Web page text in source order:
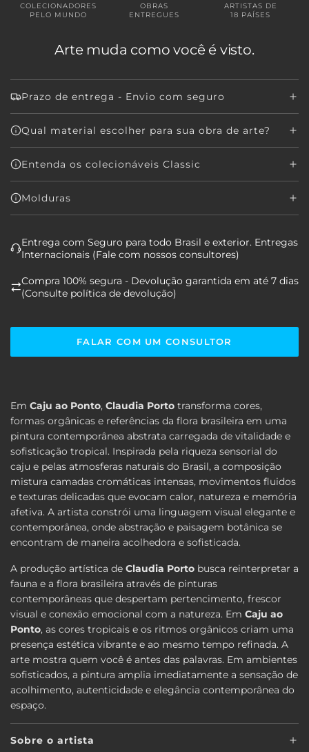
COLECIONADORES
PELO MUNDO
OBRAS
ENTREGUES
ARTISTAS DE
18 PAÍSES
Arte muda como você é visto.
Prazo de entrega - Envio com seguro
Qual material escolher para sua obra de arte?
Entenda os colecionáveis Classic
Molduras
Entrega com Seguro para todo Brasil e exterior. Entregas
Internacionais (Fale com nossos consultores)
Compra 100% segura - Devolução garantida em até 7 dias
(Consulte política de devolução)
FALAR COM UM CONSULTOR
Em Caju ao Ponto, Claudia Porto transforma cores,
formas orgânicas e referências da flora brasileira em uma
pintura contemporânea abstrata carregada de vitalidade e
sofisticação tropical. Inspirada pela riqueza sensorial do
caju e pelas atmosferas naturais do Brasil, a composição
mistura camadas cromáticas intensas, movimentos fluidos
e texturas delicadas que evocam calor, natureza e memória
afetiva. A artista constrói uma linguagem visual elegante e
contemporânea, onde abstração e paisagem botânica se
encontram de maneira acolhedora e sofisticada.
A produção artística de Claudia Porto busca reinterpretar a
fauna e a flora brasileira através de pinturas
contemporâneas que despertam pertencimento, frescor
visual e conexão emocional com a natureza. Em Caju ao
Ponto, as cores tropicais e os ritmos orgânicos criam uma
presença estética vibrante e ao mesmo tempo refinada. A
arte mostra quem você é antes das palavras. Em ambientes
sofisticados, a pintura amplia imediatamente a sensação de
acolhimento, autenticidade e elegância contemporânea do
espaço.
Sobre o artista